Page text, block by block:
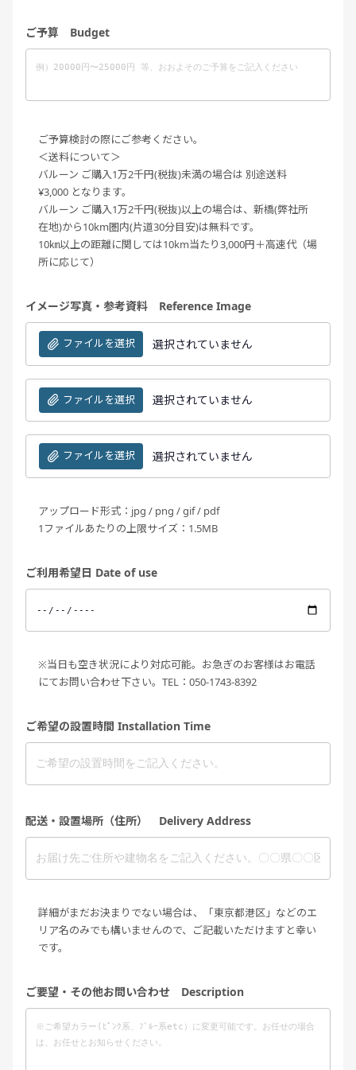
ご予算 Budget
ご予算検討の際にご参考ください。
＜送料について＞
バルーン ご購入1万2千円(税抜)未満の場合は 別途送料
¥3,000 となります。
バルーン ご購入1万2千円(税抜)以上の場合は、新橋(弊社所
在地)から10km圏内(片道30分目安)は無料です。
10㎞以上の距離に関しては10km当たり3,000円＋高速代（場
所に応じて）
イメージ写真・参考資料 Reference Image
ファイルを選択 選択されていません
ファイルを選択 選択されていません
ファイルを選択 選択されていません
アップロード形式：jpg / png / gif / pdf
1ファイルあたりの上限サイズ：1.5MB
ご利用希望日 Date of use
※当日も空き状況により対応可能。お急ぎのお客様はお電話
にてお問い合わせ下さい。TEL：050-1743-8392
ご希望の設置時間 Installation Time
配送・設置場所（住所） Delivery Address
詳細がまだお決まりでない場合は、「東京都港区」などのエ
リア名のみでも構いませんので、ご記載いただけますと幸い
です。
ご要望・その他お問い合わせ Description